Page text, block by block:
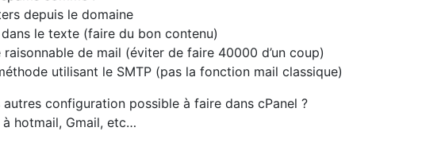
depuis le domaine
le texte (faire du bon contenu)
de mail (éviter de faire 40000 d’un coup)
utilisant le SMTP (pas la fonction mail classique)
configuration possible à faire dans cPanel ?
hotmail, Gmail, etc…